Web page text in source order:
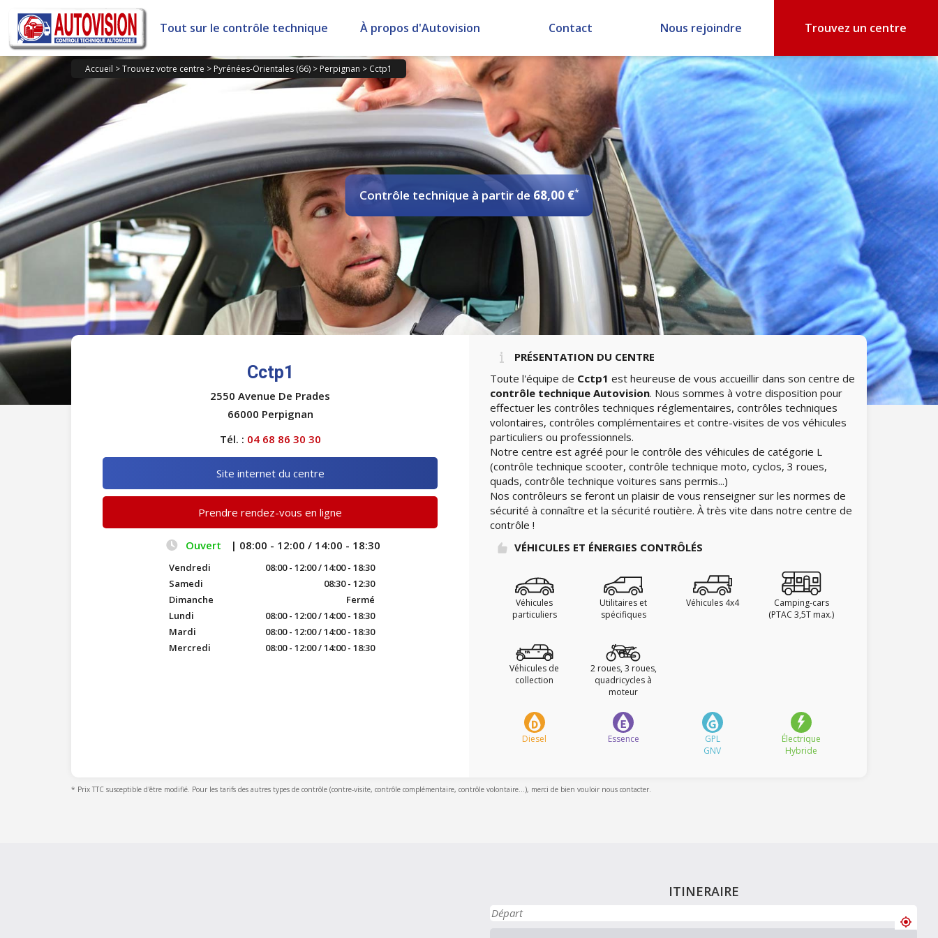
Panneau de gestion des cookies
Tout sur le contrôle technique À propos d'Autovision Contact Nous rejoindre Trouvez un centre
Accueil >Trouvez votre centre > Pyrénées-Orientales (66) > Perpignan > Cctp1
Contrôle technique à partir de 68,00 €*
Cctp1
2550 Avenue De Prades
66000 Perpignan
Tél. : 04 68 86 30 30
Site internet du centre
Prendre rendez-vous en ligne
Ouvert | 08:00 - 12:00 / 14:00 - 18:30
Vendredi
08:00 - 12:00 / 14:00 - 18:30
Samedi
08:30 - 12:30
Dimanche
Fermé
Lundi
08:00 - 12:00 / 14:00 - 18:30
Mardi
08:00 - 12:00 / 14:00 - 18:30
Mercredi
08:00 - 12:00 / 14:00 - 18:30
PRÉSENTATION DU CENTRE
Toute l'équipe de Cctp1 est heureuse de vous accueillir dans son centre de
contrôle technique Autovision. Nous sommes à votre disposition pour
effectuer les contrôles techniques réglementaires, contrôles techniques
volontaires, contrôles complémentaires et contre-visites de vos véhicules
particuliers ou professionnels.
Notre centre est agréé pour le contrôle des véhicules de catégorie L
(contrôle technique scooter, contrôle technique moto, cyclos, 3 roues,
quads, contrôle technique voitures sans permis...)
Nos contrôleurs se feront un plaisir de vous renseigner sur les normes de
sécurité à connaître et la sécurité routière. À très vite dans notre centre de
contrôle !
VÉHICULES ET ÉNERGIES CONTRÔLÉS
Véhicules
particuliers
Utilitaires et
spécifiques
Véhicules 4x4
Camping-cars
(PTAC 3,5T max.)
Véhicules de
collection
2 roues, 3 roues,
quadricycles à
moteur
Diesel Essence
GPL
GNV
Électrique
Hybride
* Prix TTC susceptible d'être modifié. Pour les tarifs des autres types de contrôle (contre-visite, contrôle complémentaire, contrôle volontaire...), merci de bien vouloir nous contacter.
ITINERAIRE